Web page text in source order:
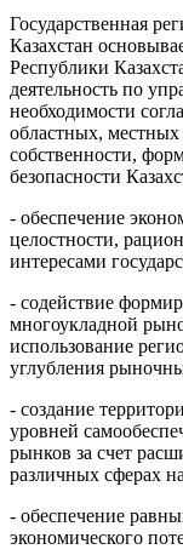
Государственная
Казахстан
Республики
деятельность по
необходимости
областных, местных
собственности,
безопасности
- обеспечение
целостности,
интересами
- содействие
многоукладной
использование
углубления
- создание
уровней
рынков за счет
различных сферах
- обеспечение
экономического